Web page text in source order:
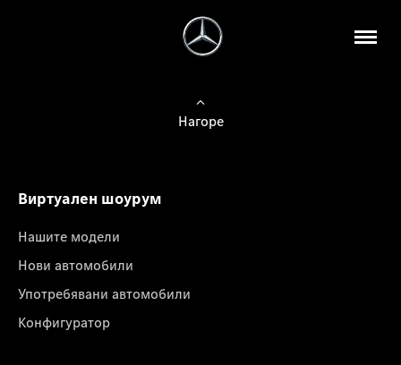
Нагоре
Виртуален шоурум
Нашите модели
Нови автомобили
Употребявани автомобили
Конфигуратор